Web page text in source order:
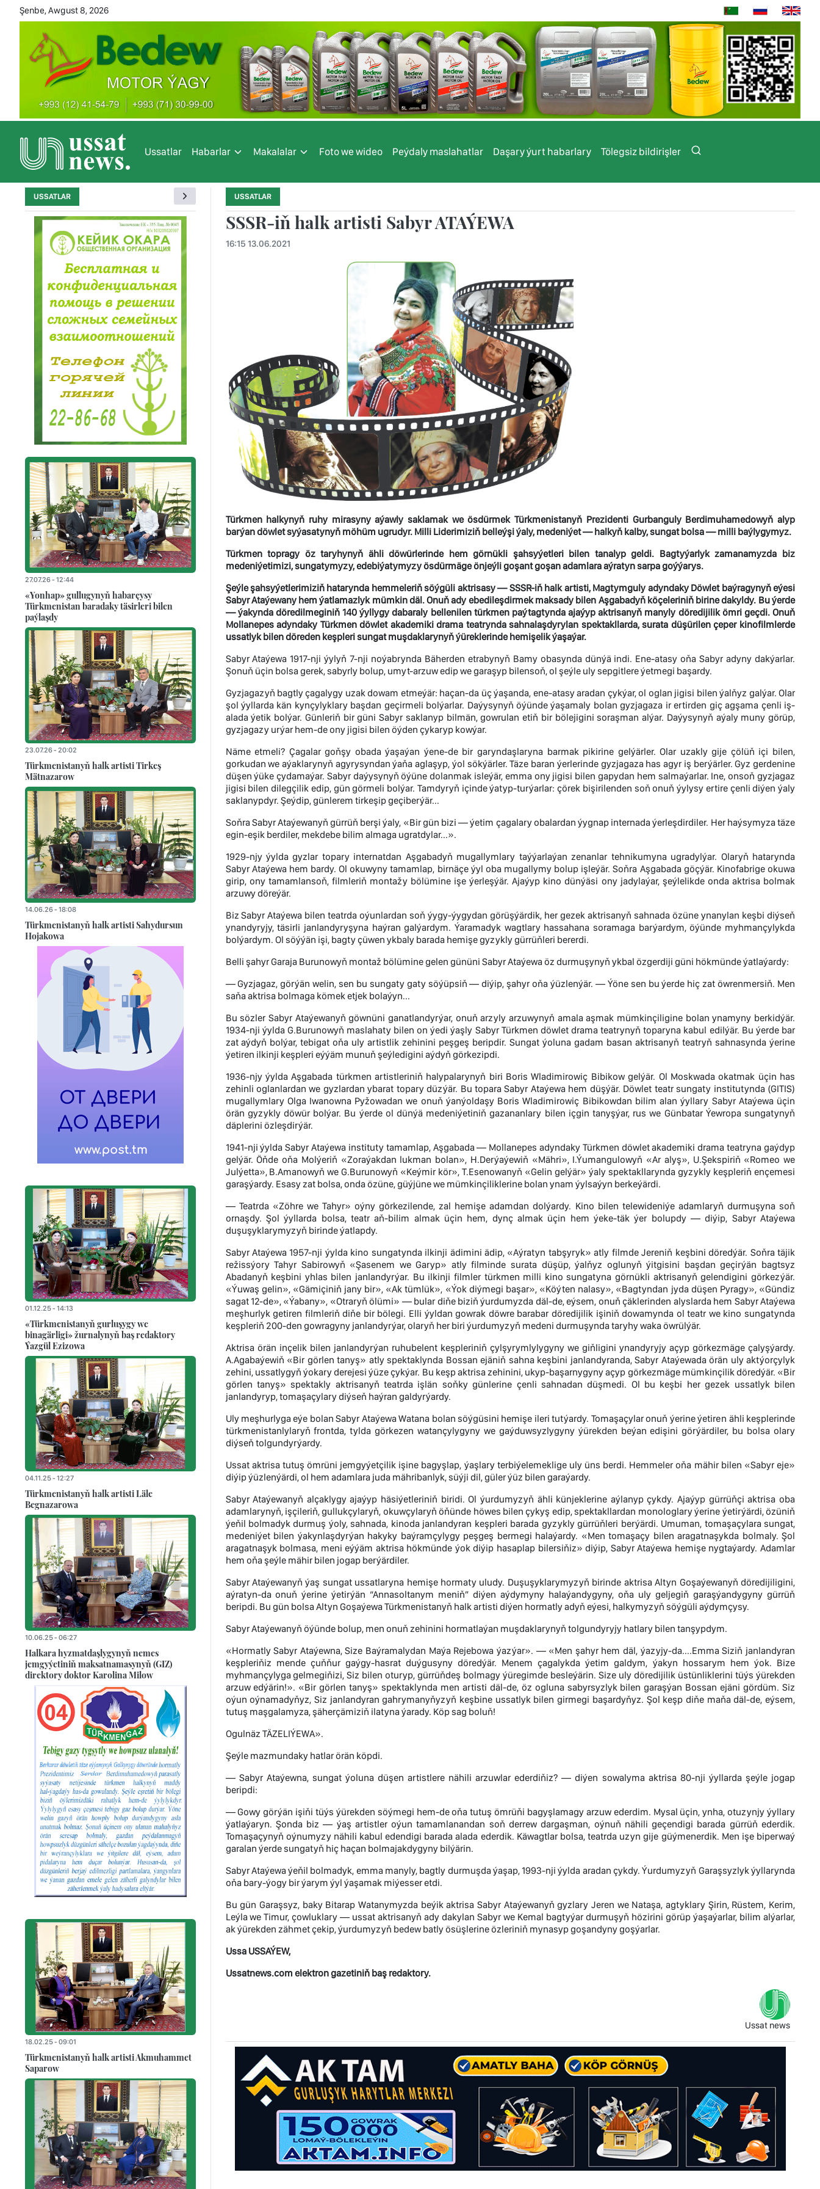
Şenbe, Awgust 8, 2026
Ussatlar Habarlar Makalalar Foto we wideo Peýdaly maslahatlar Daşary ýurt habarlary Tölegsiz bildirişler
USSATLAR
SSSR-iň halk artisti Sabyr ATAÝEWA
16:15 13.06.2021
Türkmen halkynyň ruhy mirasyny aýawly saklamak we ösdürmek Türkmenistanyň Prezidenti Gurbanguly Berdimuhamedowyň alyp
barýan döwlet syýasatynyň möhüm ugrudyr. Milli Liderimiziň belleýşi ýaly, medeniýet — halkyň kalby, sungat bolsa — milli baýlygymyz.
Türkmen topragy öz taryhynyň ähli döwürlerinde hem görnükli şahsyýetleri bilen tanalyp geldi. Bagtyýarlyk zamanamyzda biz
medeniýetimizi, sungatymyzy, edebiýatymyzy ösdürmäge önjeýli goşant goşan adamlara aýratyn sarpa goýýarys.
Şeýle şahsyýetlerimiziň hatarynda hemmeleriň söýgüli aktrisasy — SSSR-iň halk artisti, Magtymguly adyndaky Döwlet baýragynyň eýesi
Sabyr Ataýewany hem ýatlamazlyk mümkin däl. Onuň ady ebedileşdirmek maksady bilen Aşgabadyň köçeleriniň birine dakyldy. Bu ýerde
— ýakynda döredilmeginiň 140 ýyllygy dabaraly bellenilen türkmen paýtagtynda ajaýyp aktrisanyň manyly döredijilik ömri geçdi. Onuň
Mollanepes adyndaky Türkmen döwlet akademiki drama teatrynda sahnalaşdyrylan spektakllarda, surata düşürilen çeper kinofilmlerde
ussatlyk bilen döreden keşpleri sungat muşdaklarynyň ýüreklerinde hemişelik ýaşaýar.
Sabyr Ataýewa 1917-nji ýylyň 7-nji noýabrynda Bäherden etrabynyň Bamy obasynda dünýä indi. Ene-atasy oňa Sabyr adyny dakýarlar.
Şonuň üçin bolsa gerek, sabyrly bolup, umyt-arzuw edip we garaşyp bilensoň, ol şeýle uly sepgitlere ýetmegi başardy.
Gyzjagazyň bagtly çagalygy uzak dowam etmeýär: haçan-da üç ýaşanda, ene-atasy aradan çykýar, ol oglan jigisi bilen ýalňyz galýar. Olar
şol ýyllarda kän kynçylyklary başdan geçirmeli bolýarlar. Daýysynyň öýünde ýaşamaly bolan gyzjagaza ir ertirden giç agşama çenli iş-
alada ýetik bolýar. Günleriň bir güni Sabyr saklanyp bilmän, gowrulan etiň bir bölejigini soraşman alýar. Daýysynyň aýaly muny görüp,
gyzjagazy urýar hem-de ony jigisi bilen öýden çykaryp kowýar.
Näme etmeli? Çagalar goňşy obada ýaşaýan ýene-de bir garyndaşlaryna barmak pikirine gelýärler. Olar uzakly gije çölüň içi bilen,
gorkudan we aýaklarynyň agyrysyndan ýaňa aglaşyp, ýol sökýärler. Täze baran ýerlerinde gyzjagaza has agyr iş berýärler. Gyz gerdenine
düşen ýüke çydamaýar. Sabyr daýysynyň öýüne dolanmak isleýär, emma ony jigisi bilen gapydan hem salmaýarlar. Ine, onsoň gyzjagaz
jigisi bilen dilegçilik edip, gün görmeli bolýar. Tamdyryň içinde ýatyp-turýarlar: çörek bişirilenden soň onuň ýylysy ertire çenli diýen ýaly
saklanypdyr. Şeýdip, günlerem tirkeşip geçiberýär...
Soňra Sabyr Ataýewanyň gürrüň berşi ýaly, «Bir gün bizi — ýetim çagalary obalardan ýygnap internada ýerleşdirdiler. Her haýsymyza täze
egin-eşik berdiler, mekdebe bilim almaga ugratdylar...».
1929-njy ýylda gyzlar topary internatdan Aşgabadyň mugallymlary taýýarlaýan zenanlar tehnikumyna ugradylýar. Olaryň hatarynda
Sabyr Ataýewa hem bardy. Ol okuwyny tamamlap, birnäçe ýyl oba mugallymy bolup işleýär. Soňra Aşgabada göçýär. Kinofabrige okuwa
girip, ony tamamlansoň, filmleriň montažy bölümine işe ýerleşýär. Ajaýyp kino dünýäsi ony jadylaýar, şeýlelikde onda aktrisa bolmak
arzuwy döreýär.
Biz Sabyr Ataýewa bilen teatrda oýunlardan soň ýygy-ýygydan görüşýärdik, her gezek aktrisanyň sahnada özüne ynanylan keşbi diýseň
ynandyryjy, täsirli janlandyryşyna haýran galýardym. Ýaramadyk wagtlary hassahana soramaga barýardym, öýünde myhmançylykda
bolýardym. Ol söýýän işi, bagty çüwen ykbaly barada hemişe gyzykly gürrüňleri bererdi.
Belli şahyr Garaja Burunowyň montaž bölümine gelen gününi Sabyr Ataýewa öz durmuşynyň ykbal özgerdiji güni hökmünde ýatlaýardy:
— Gyzjagaz, görýän welin, sen bu sungaty gaty söýüpsiň — diýip, şahyr oňa ýüzlenýär. — Ýöne sen bu ýerde hiç zat öwrenmersiň. Men
saňa aktrisa bolmaga kömek etjek bolaýyn...
Bu sözler Sabyr Ataýewanyň göwnüni ganatlandyrýar, onuň arzyly arzuwynyň amala aşmak mümkinçiligine bolan ynamyny berkidýär.
1934-nji ýylda G.Burunowyň maslahaty bilen on ýedi ýaşly Sabyr Türkmen döwlet drama teatrynyň toparyna kabul edilýär. Bu ýerde bar
zat aýdyň bolýar, tebigat oňa uly artistlik zehinini peşgeş beripdir. Sungat ýoluna gadam basan aktrisanyň teatryň sahnasynda ýerine
ýetiren ilkinji keşpleri eýýäm munuň şeýledigini aýdyň görkezipdi.
1936-njy ýylda Aşgabada türkmen artistleriniň halypalarynyň biri Boris Wladimirowiç Bibikow gelýär. Ol Moskwada okatmak üçin has
zehinli oglanlardan we gyzlardan ybarat topary düzýär. Bu topara Sabyr Ataýewa hem düşýär. Döwlet teatr sungaty institutynda (GITIS)
mugallymlary Olga Iwanowna Pyžowadan we onuň ýanýoldaşy Boris Wladimirowiç Bibikowdan bilim alan ýyllary Sabyr Ataýewa üçin
örän gyzykly döwür bolýar. Bu ýerde ol dünýä medeniýetiniň gazananlary bilen içgin tanyşýar, rus we Günbatar Ýewropa sungatynyň
däplerini özleşdirýär.
1941-nji ýylda Sabyr Ataýewa instituty tamamlap, Aşgabada — Mollanepes adyndaky Türkmen döwlet akademiki drama teatryna gaýdyp
gelýär. Öňde oňa Molýeriň «Zoraýakdan lukman bolan», H.Derýaýewiň «Mähri», I.Ýumangulowyň «Ar alyş», U.Şekspiriň «Romeo we
Julýetta», B.Amanowyň we G.Burunowyň «Keýmir kör», T.Esenowanyň «Gelin gelýär» ýaly spektakllarynda gyzykly keşpleriň ençemesi
garaşýardy. Esasy zat bolsa, onda özüne, güýjüne we mümkinçiliklerine bolan ynam ýylsaýyn berkeýärdi.
— Teatrda «Zöhre we Tahyr» oýny görkezilende, zal hemişe adamdan dolýardy. Kino bilen telewideniýe adamlaryň durmuşyna soň
ornaşdy. Şol ýyllarda bolsa, teatr aň-bilim almak üçin hem, dynç almak üçin hem ýeke-täk ýer bolupdy — diýip, Sabyr Ataýewa
duşuşyklarymyzyň birinde ýatlapdy.
Sabyr Ataýewa 1957-nji ýylda kino sungatynda ilkinji ädimini ädip, «Aýratyn tabşyryk» atly filmde Jereniň keşbini döredýär. Soňra täjik
režissýory Tahyr Sabirowyň «Şasenem we Garyp» atly filminde surata düşüp, ýalňyz oglunyň ýitgisini başdan geçirýän bagtsyz
Abadanyň keşbini yhlas bilen janlandyrýar. Bu ilkinji filmler türkmen milli kino sungatyna görnükli aktrisanyň gelendigini görkezýär.
«Ýuwaş gelin», «Gämiçiniň jany bir», «Ak tümlük», «Ýok diýmegi başar», «Köýten nalasy», «Bagtyndan jyda düşen Pyragy», «Gündiz
sagat 12-de», «Ýabany», «Otraryň ölümi» — bular diňe biziň ýurdumyzda däl-de, eýsem, onuň çäklerinden alyslarda hem Sabyr Ataýewa
meşhurlyk getiren filmleriň diňe bir bölegi. Elli ýyldan gowrak döwre barabar döredijilik işiniň dowamynda ol teatr we kino sungatynda
keşpleriň 200-den gowragyny janlandyrýar, olaryň her biri ýurdumyzyň medeni durmuşynda taryhy waka öwrülýär.
Aktrisa örän inçelik bilen janlandyrýan ruhubelent keşpleriniň çylşyrymlylygyny we giňligini ynandyryjy açyp görkezmäge çalyşýardy.
A.Agabaýewiň «Bir görlen tanyş» atly spektaklynda Bossan ejäniň sahna keşbini janlandyranda, Sabyr Ataýewada örän uly aktýorçylyk
zehini, ussatlygyň ýokary derejesi ýüze çykýar. Bu keşp aktrisa zehinini, ukyp-başarnygyny açyp görkezmäge mümkinçilik döredýär. «Bir
görlen tanyş» spektakly aktrisanyň teatrda işlän soňky günlerine çenli sahnadan düşmedi. Ol bu keşbi her gezek ussatlyk bilen
janlandyryp, tomaşaçylary diýseň haýran galdyrýardy.
Uly meşhurlyga eýe bolan Sabyr Ataýewa Watana bolan söýgüsini hemişe ileri tutýardy. Tomaşaçylar onuň ýerine ýetirеn ähli keşplerinde
türkmenistanlylaryň frontda, tylda görkezen watançylygyny we gaýduwsyzlygyny ýürekden beýan edişini görýärdiler, bu bolsa olary
diýseň tolgundyrýardy.
Ussat aktrisa tutuş ömrüni jemgyýetçilik işine bagyşlap, ýaşlary terbiýelemeklige uly üns berdi. Hemmeler oňa mähir bilen «Sabyr eje»
diýip ýüzlenýärdi, ol hem adamlara juda mähribanlyk, süýji dil, güler ýüz bilen garaýardy.
Sabyr Ataýewanyň alçaklygy ajaýyp häsiýetleriniň biridi. Ol ýurdumyzyň ähli künjeklerine aýlanyp çykdy. Ajaýyp gürrüňçi aktrisa oba
adamlarynyň, işçileriň, gullukçylaryň, okuwçylaryň öňünde höwes bilen çykyş edip, spektakllardan monologlary ýerine ýetirýärdi, özüniň
ýeňil bolmadyk durmuş ýoly, sahnada, kinoda janlandyran keşpleri barada gyzykly gürrüňleri berýärdi. Umuman, tomaşaçylara sungat,
medeniýet bilen ýakynlaşdyrýan hakyky baýramçylygy peşgeş bermegi halaýardy. «Men tomaşaçy bilen aragatnaşykda bolmaly. Şol
aragatnaşyk bolmasa, meni eýýäm aktrisa hökmünde ýok diýip hasaplap bilersiňiz» diýip, Sabyr Ataýewa hemişe nygtaýardy. Adamlar
hem oňa şeýle mähir bilen jogap berýärdiler.
Sabyr Ataýewanyň ýaş sungat ussatlaryna hemişe hormaty uludy. Duşuşyklarymyzyň birinde aktrisa Altyn Goşaýewanyň döredijiligini,
aýratyn-da onuň ýerine ýetirýän “Annasoltanym meniň” diýen aýdymyny halaýandygyny, oňa uly geljegiň garaşýandygyny gürrüň
beripdi. Bu gün bolsa Altyn Goşaýewa Türkmenistanyň halk artisti diýen hormatly adyň eýesi, halkymyzyň söýgüli aýdymçysy.
Sabyr Ataýewanyň öýünde bolup, men onuň zehinini hormatlaýan muşdaklarynyň tolgundyryjy hatlary bilen tanşypdym.
«Hormatly Sabyr Ataýewna, Size Baýramalydan Maýa Rejebowa ýazýar». — «Men şahyr hem däl, ýazyjy-da....Emma Siziň janlandyran
keşpleriňiz mende çuňňur gaýgy-hasrat duýgusyny döredýär. Menem çagalykda ýetim galdym, ýakyn hossarym hem ýok. Bize
myhmançylyga gelmegiňizi, Siz bilen oturyp, gürrüňdeş bolmagy ýüregimde besleýärin. Size uly döredijilik üstünliklerini tüýs ýürekden
arzuw edýärin!». «Bir görlen tanyş» spektaklynda men artisti däl-de, öz ogluna sabyrsyzlyk bilen garaşýan Bossan ejäni gördüm. Siz
oýun oýnamadyňyz, Siz janlandyran gahrymanyňyzyň keşbine ussatlyk bilen girmegi başardyňyz. Şol keşp diňe maňa däl-de, eýsem,
tutuş maşgalamyza, şäherçämiziň ilatyna ýarady. Köp sag boluň!
Ogulnäz TÄZELIÝEWA».
Şeýle mazmundaky hatlar örän köpdi.
— Sabyr Ataýewna, sungat ýoluna düşen artistlere nähili arzuwlar ederdiňiz? — diýen sowalyma aktrisa 80-nji ýyllarda şeýle jogap
beripdi:
— Gowy görýän işiňi tüýs ýürekden söýmegi hem-de oňa tutuş ömrüňi bagyşlamagy arzuw ederdim. Mysal üçin, ynha, otuzynjy ýyllary
ýatlaýaryn. Şonda biz — ýaş artistler oýun tamamlanandan soň derrew dargaşman, oýnuň nähili geçendigi barada gürrüň ederdik.
Tomaşaçynyň oýnumyzy nähili kabul edendigi barada alada ederdik. Käwagtlar bolsa, teatrda uzyn gije güýmenerdik. Men işe biperwaý
garalan ýerde sungatyň hiç haçan bolmajakdygyny bilýärin.
Sabyr Ataýewa ýeňil bolmadyk, emma manyly, bagtly durmuşda ýaşap, 1993-nji ýylda aradan çykdy. Ýurdumyzyň Garaşsyzlyk ýyllarynda
oňa bary-ýogy bir ýarym ýyl ýaşamak miýesser etdi.
Bu gün Garaşsyz, baky Bitarap Watanymyzda beýik aktrisa Sabyr Ataýewanyň gyzlary Jeren we Nataşa, agtyklary Şirin, Rüstem, Kerim,
Leýla we Timur, çowluklary — ussat aktrisanyň ady dakylan Sabyr we Kemal bagtyýar durmuşyň hözirini görüp ýaşaýarlar, bilim alýarlar,
ak ýürekden zähmet çekip, ýurdumyzyň bedew batly ösüşlerine özleriniň mynasyp goşandyny goşýarlar.
Ussa USSAÝEW,
Ussatnews.com elektron gazetiniň baş redaktory.
Ussat news
USSATLAR
27.07.26 - 12:44
«Yonhap» gullugynyň habarçysy
Türkmenistan baradaky täsirleri bilen
paýlaşdy
23.07.26 - 20:02
Türkmenistanyň halk artisti Tirkeş
Mätnazarow
14.06.26 - 18:08
Türkmenistanyň halk artisti Sahydursun
Hojakowa
01.12.25 - 14:13
«Türkmenistanyň gurluşygy we
binagärligi» žurnalynyň baş redaktory
Ýazgül Ezizowa
04.11.25 - 12:27
Türkmenistanyň halk artisti Läle
Begnazarowa
10.06.25 - 06:27
Halkara hyzmatdaşlygynyň nemes
jemgyýetiniň maksatnamasynyň (GIZ)
direktory doktor Karolina Milow
18.02.25 - 09:01
Türkmenistanyň halk artisti Akmuhammet
Saparow